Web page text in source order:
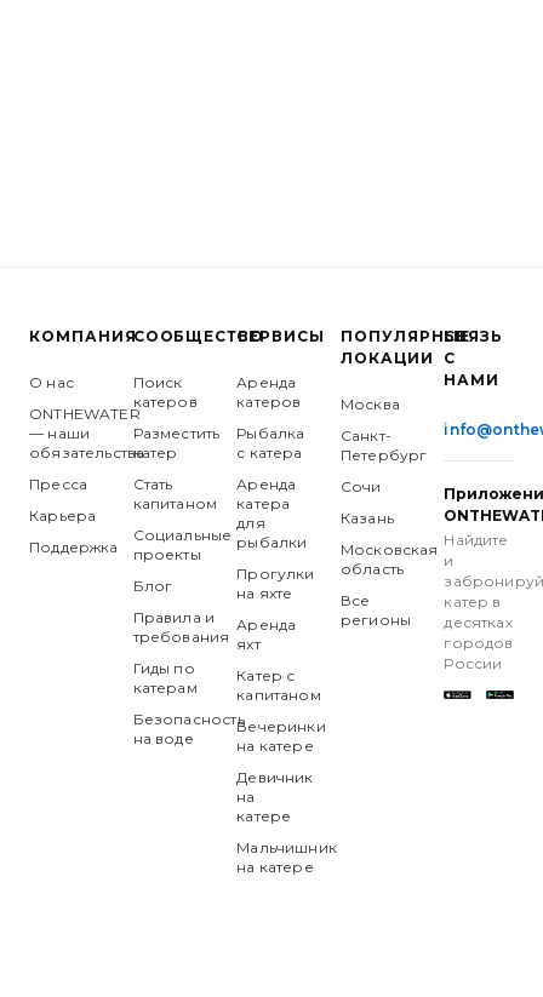
КОМПАНИЯ
О нас
ONTHEWATER
— наши
обязательства
Пресса
Карьера
Поддержка
СООБЩЕСТВО
Поиск
катеров
Разместить
катер
Стать
капитаном
Социальные
проекты
Блог
Правила и
требования
Гиды по
катерам
Безопасность
на воде
СЕРВИСЫ
Аренда
катеров
Рыбалка
с катера
Аренда
катера
для
рыбалки
Прогулки
на яхте
Аренда
яхт
Катер с
капитаном
Вечеринки
на катере
Девичник
на
катере
Мальчишник
на катере
ПОПУЛЯРНЫЕ
ЛОКАЦИИ
Москва
Санкт-
Петербург
Сочи
Казань
Московская
область
Все
регионы
СВЯЗЬ
С
НАМИ
Найдите
и
катер в
десятках
городов
России